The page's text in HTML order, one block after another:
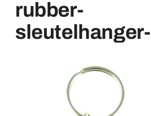
Emblemen
rubber-